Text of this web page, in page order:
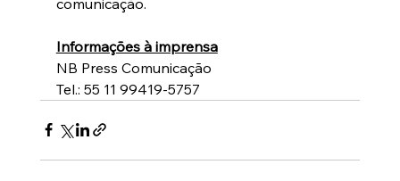
Informações à imprensa
NB Press Comunicação
Tel.: 55 11 99419-5757